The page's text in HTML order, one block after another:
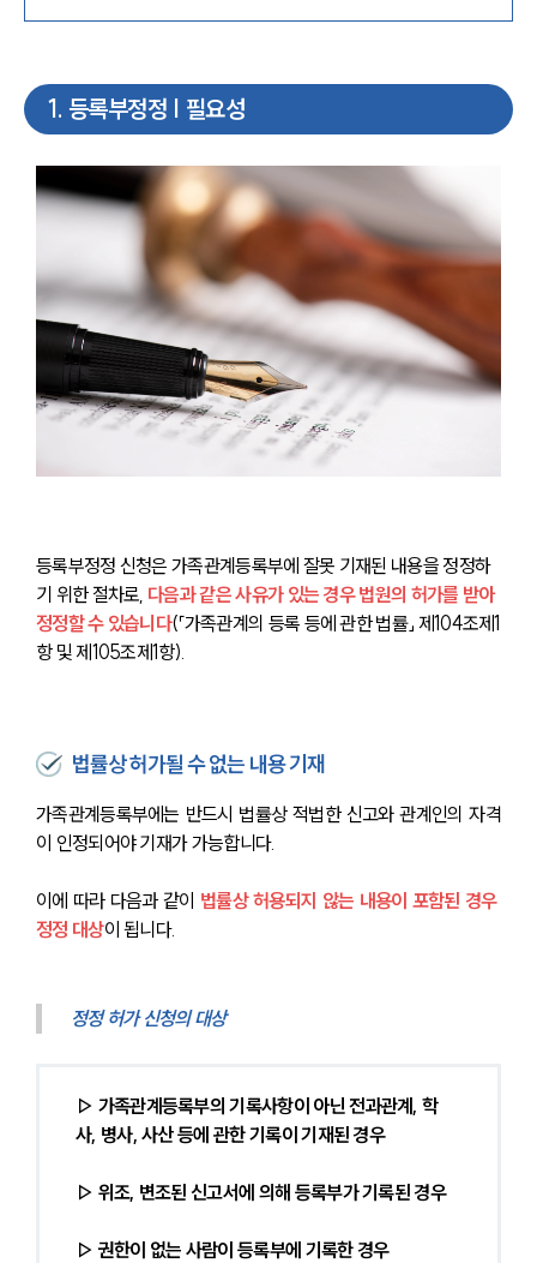
1. 등록부정정 | 필요성
등록부정정 신청은 가족관계등록부에 잘못 기재된 내용을 정정하
기 위한 절차로, 다음과 같은 사유가 있는 경우 법원의 허가를 받아
정정할 수 있습니다(「가족관계의 등록 등에 관한 법률」 제104조제1
항 및 제105조제1항).
법률상 허가될 수 없는 내용 기재
가족관계등록부에는 반드시 법률상 적법한 신고와 관계인의 자격
이 인정되어야 기재가 가능합니다.
이에 따라 다음과 같이 법률상 허용되지 않는 내용이 포함된 경우
정정 대상이 됩니다.
정정 허가 신청의 대상
▷ 가족관계등록부의 기록사항이 아닌 전과관계, 학
사, 병사, 사산 등에 관한 기록이 기재된 경우
▷ 위조, 변조된 신고서에 의해 등록부가 기록된 경우
▷ 권한이 없는 사람이 등록부에 기록한 경우